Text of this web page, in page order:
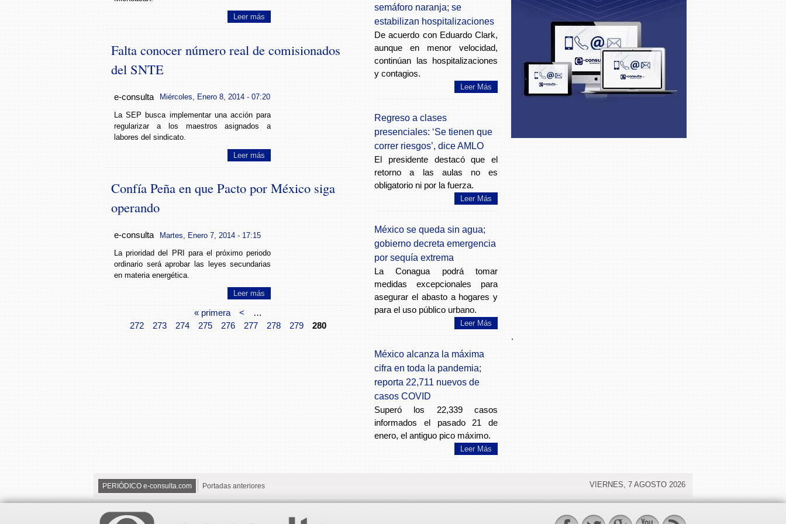
Leer más
Falta conocer número real de comisionados
del SNTE
e-consulta Miércoles, Enero 8, 2014 - 07:20
La SEP busca implementar una acción para
regularizar a los maestros asignados a
labores del sindicato.
Leer más
Confía Peña en que Pacto por México siga
operando
e-consulta Martes, Enero 7, 2014 - 17:15
La prioridad del PRI para el próximo periodo
ordinario será aprobar las leyes secundarias
en materia energética.
Leer más
« primera <
272
273 274 275 276 277 278 279 280
semáforo naranja; se
estabilizan hospitalizaciones
De acuerdo con Eduardo Clark,
aunque en menor velocidad,
continúan las hospitalizaciones
y contagios.
Leer Más
Regreso a clases
presenciales: ‘Se tienen que
correr riesgos’, dice AMLO
El presidente destacó que el
retorno a las aulas no es
obligatorio ni por la fuerza.
Leer Más
México se queda sin agua;
gobierno decreta emergencia
por sequía extrema
La Conagua podrá tomar
medidas excepcionales para
asegurar el abasto a hogares y
para el uso público urbano.
Leer Más
México alcanza la máxima
cifra en toda la pandemia;
reporta 22,711 nuevos de
casos COVID
Superó los 22,339 casos
informados el pasado 21 de
enero, el antiguo pico máximo.
Leer Más
.
PERIÓDICO e-consulta.com Portadas anteriores VIERNES, 7 AGOSTO 2026